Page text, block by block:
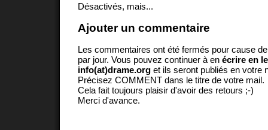
Désactivés, mais...
Ajouter un commentaire
Les commentaires ont été fermés pour cause
par jour. Vous pouvez continuer à en écrire en
info(at)drame.org et ils seront publiés en votre
Précisez COMMENT dans le titre de votre mail.
Cela fait toujours plaisir d'avoir des retours ;-)
Merci d'avance.